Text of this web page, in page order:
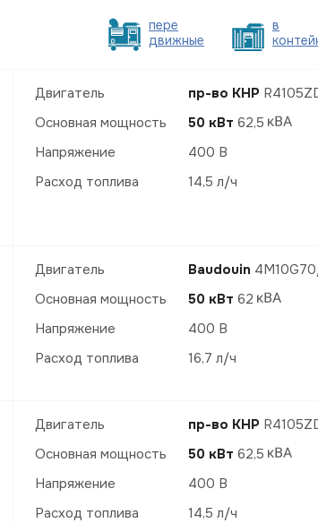
пере
движные
в
Двигатель пр-во КНР
Основная мощность
50 кВт 62,5
Напряжение
400 В
Расход топлива
14,5 л/ч
Двигатель Baudouin
Основная мощность
50 кВт 62
Напряжение
400 В
Расход топлива
16,7 л/ч
Двигатель пр-во КНР
Основная мощность
50 кВт 62,5
Напряжение
400 В
Расход топлива
14,5 л/ч